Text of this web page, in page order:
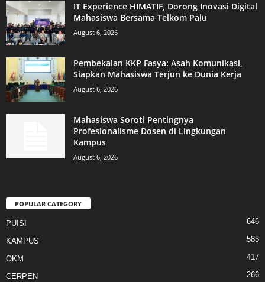
IT Experience HIMATIF, Dorong Inovasi Digital
Mahasiswa Bersama Telkom Palu
August 6, 2026
Pembekalan KKP Fasya: Asah Komunikasi,
Siapkan Mahasiswa Terjun ke Dunia Kerja
August 6, 2026
Mahasiswa Soroti Pentingnya
Profesionalisme Dosen di Lingkungan
Kampus
August 6, 2026
POPULAR CATEGORY
PUISI 646
KAMPUS 583
OKM 417
CERPEN 266